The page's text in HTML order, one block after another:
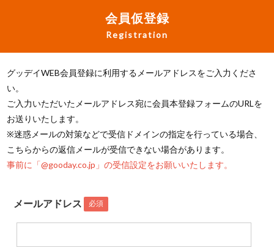
会員仮登録
Registration
グッデイWEB会員登録に利用するメールアドレスをご入力くださ
い。
ご入力いただいたメールアドレス宛に会員本登録フォームのURLを
お送りいたします。
※迷惑メールの対策などで受信ドメインの指定を行っている場合、
こちらからの返信メールが受信できない場合があります。
事前に「@gooday.co.jp」の受信設定をお願いいたします。
メールアドレス 必須